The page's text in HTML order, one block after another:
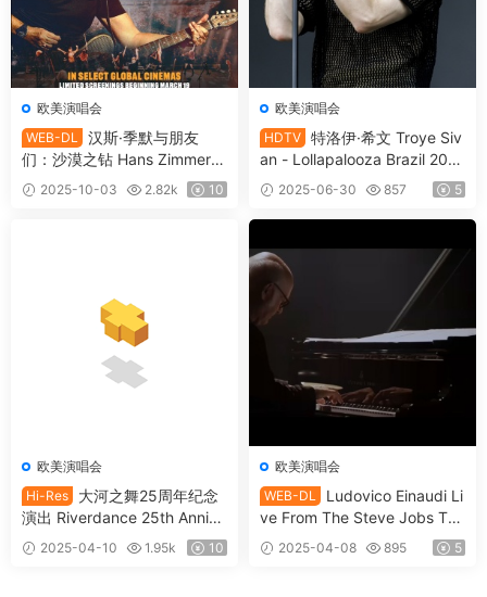
欧美演唱会
WEB-DL 汉斯·季默与朋友
们：沙漠之钻 Hans Zimmer &
Friends: Diamonds in the De
sert 2025 [WEB-DL MKV 6.2
2025-10-03 2.82k 10
欧美演唱会
HDTV 特洛伊·希文 Troye Siv
an - Lollapalooza Brazil 2019
[画质一般] [HDTV TS 7.27GB]
2025-06-30 857 5
欧美演唱会
Hi-Res
大河之舞25周年纪念
演出 Riverdance 25th Annive
rsary Show 2019 [WEB-DL M
KV 6.33GB]
2025-04-10 1.95k 10
欧美演唱会
WEB-DL
Ludovico Einaudi Li
ve From The Steve Jobs The
atre 2019 音乐会 [Official Co
ncert Film][WEB-DL MP4 41
2025-04-08 895 5